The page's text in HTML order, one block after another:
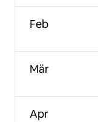
Feb
Mär
Apr